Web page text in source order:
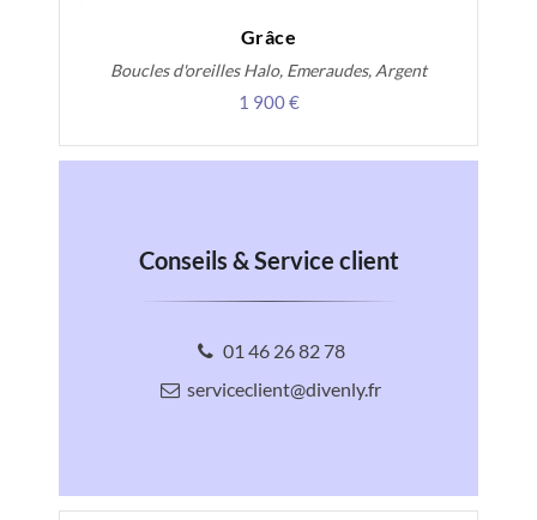
Grâce
Boucles d'oreilles Halo, Emeraudes, Argent
1 900 €
Conseils & Service client
01 46 26 82 78
serviceclient@divenly.fr